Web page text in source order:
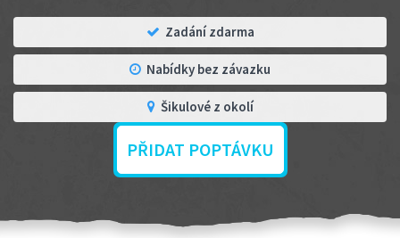
Zadání zdarma
Nabídky bez závazku
Šikulové z okolí
PŘIDAT POPTÁVKU